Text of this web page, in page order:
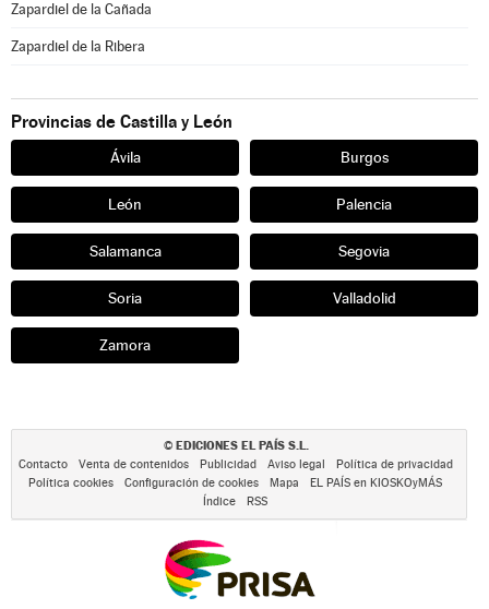
Zapardiel de la Cañada
Zapardiel de la Ribera
Provincias de Castilla y León
Ávila Burgos
León Palencia
Salamanca Segovia
Soria Valladolid
Zamora
© EDICIONES EL PAÍS S.L.
Contacto Venta de contenidos Publicidad Aviso legal
Política de privacidad
Política cookies
Configuración de cookies Mapa
EL PAÍS en KIOSKOyMÁS
Índice
RSS